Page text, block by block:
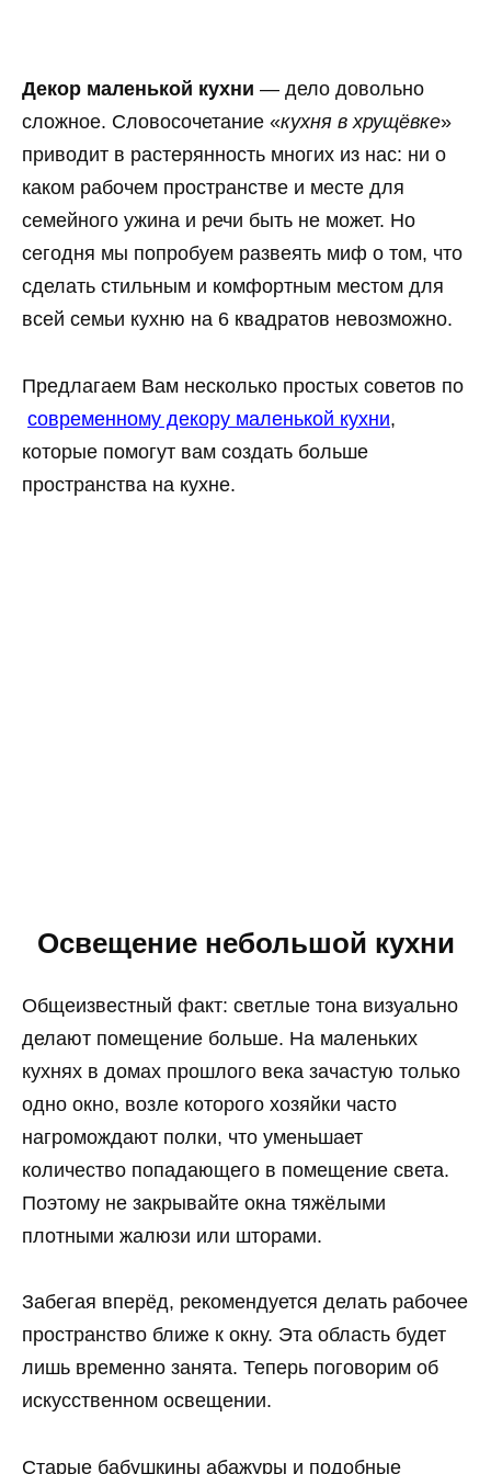
Декор маленькой кухни — дело довольно
сложное. Словосочетание «кухня в хрущёвке»
приводит в растерянность многих из нас: ни о
каком рабочем пространстве и месте для
семейного ужина и речи быть не может. Но
сегодня мы попробуем развеять миф о том, что
сделать стильным и комфортным местом для
всей семьи кухню на 6 квадратов невозможно.
Предлагаем Вам несколько простых советов по
современному декору маленькой кухни,
которые помогут вам создать больше
пространства на кухне.
Освещение небольшой кухни
Общеизвестный факт: светлые тона визуально
делают помещение больше. На маленьких
кухнях в домах прошлого века зачастую только
одно окно, возле которого хозяйки часто
нагромождают полки, что уменьшает
количество попадающего в помещение света.
Поэтому не закрывайте окна тяжёлыми
плотными жалюзи или шторами.
Забегая вперёд, рекомендуется делать рабочее
пространство ближе к окну. Эта область будет
лишь временно занята. Теперь поговорим об
искусственном освещении.
Старые бабушкины абажуры и подобные